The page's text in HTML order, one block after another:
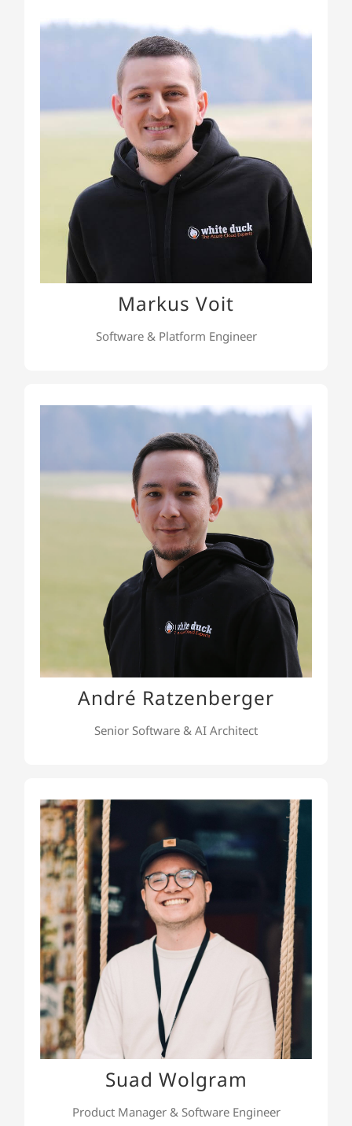
Markus Voit
Software & Platform Engineer
Markus Voit
Markus ist unser Software & Platform Engineer.
Als Full-Stack-Developer liegt sein Fokus auf der
Entwicklung von Cloud-Native-Software in Azure
und DevOps-Methoden wie CI/CD und
Containerisierung.
André Ratzenberger
Senior Software & AI Architect
André Ratzenberger
André, unser Senior .NET Software- und AI
Architect, besitzt umfassendes Wissen sowie
spezialisierte Zertifizierungen in Azure und Cloud-
Sicherheit. Er bietet bewährte Lösungen für
komplexe Herausforderungen und ist ein
versierter Experte in modernen KI-Technologien
wie ChatGPT. Seine Vielseitigkeit erstreckt sich
zudem auf Cloud-Computing und DevOps.
Suad Wolgram
Product Manager & Software Engineer
Suad Wolgram
Suad ist unser Product Manager und Software
Engineer. Sein Fokus liegt darauf, Unternehmen
mit unseren eigenen Produkten dabei zu
unterstützen, ihre KI-Kosten transparent und
effizient zu steuern. Darüber hinaus berät er bei
strategischen KI-Themen.